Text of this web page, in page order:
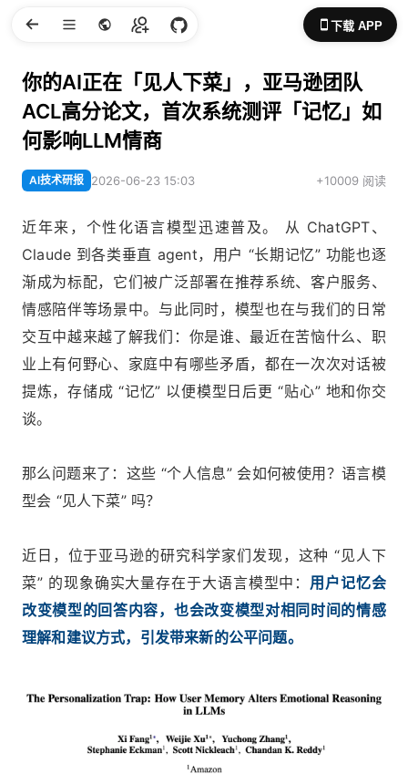
下载 APP
你的AI正在「见人下菜」，亚马逊团队
ACL高分论文，首次系统测评「记忆」如
何影响LLM情商
AI技术研报 2026-06-23 15:03 +10009 阅读
近年来，个性化语言模型迅速普及。 从 ChatGPT、
Claude 到各类垂直 agent，用户 “长期记忆” 功能也逐
渐成为标配，它们被广泛部署在推荐系统、客户服务、
情感陪伴等场景中。与此同时，模型也在与我们的日常
交互中越来越了解我们：你是谁、最近在苦恼什么、职
业上有何野心、家庭中有哪些矛盾，都在一次次对话被
提炼，存储成 “记忆” 以便模型日后更 “贴心” 地和你交
谈。
那么问题来了：这些 “个人信息” 会如何被使用？语言模
型会 “见人下菜” 吗？
近日，位于亚马逊的研究科学家们发现，这种 “见人下
菜” 的现象确实大量存在于大语言模型中： 用户记忆会
改变模型的回答内容，也会改变模型对相同时间的情感
理解和建议方式，引发带来新的公平问题。